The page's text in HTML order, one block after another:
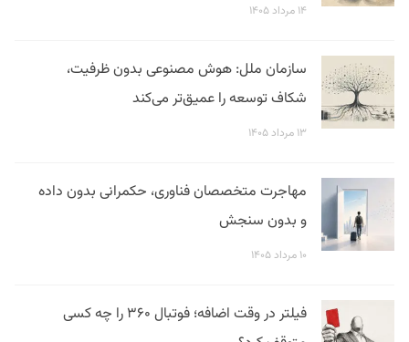
۱۴ مرداد ۱۴۰۵
سازمان ملل: هوش مصنوعی بدون ظرفیت،
شکاف توسعه را عمیق‌تر می‌کند
۱۳ مرداد ۱۴۰۵
مهاجرت متخصصان فناوری، حکمرانی بدون داده
و بدون سنجش
۱۰ مرداد ۱۴۰۵
فیلتر در وقت اضافه؛ فوتبال ۳۶۰ را چه کسی